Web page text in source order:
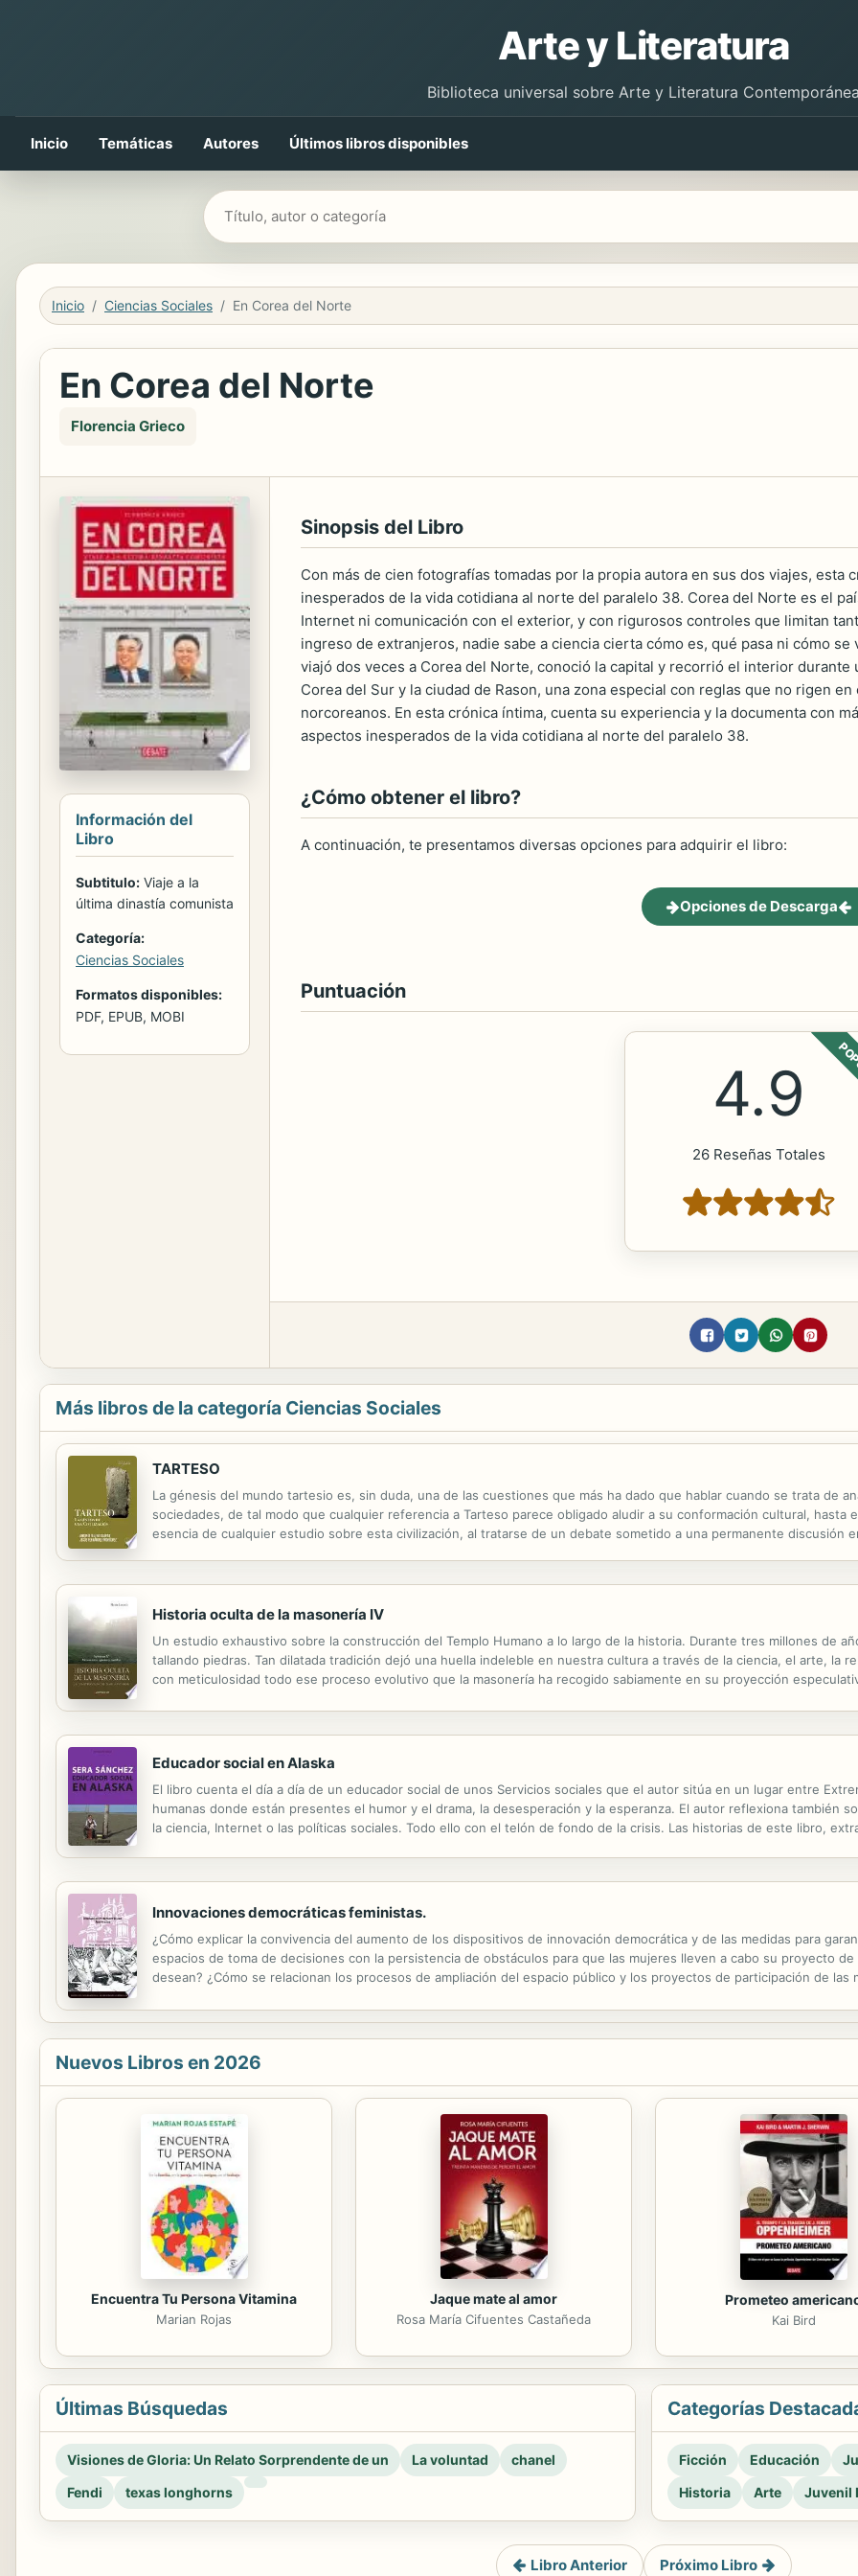
Arte y Literatura
Biblioteca universal sobre Arte y Literatura
Inicio Temáticas Autores Últimos libros disponibles
Buscar libros
Inicio Ciencias Sociales En Corea del Norte
En Corea del Norte
Florencia Grieco
Información del
Libro
Subtitulo: Viaje a la
última dinastía comunista
Categoría:
Ciencias Sociales
Formatos disponibles:
PDF, EPUB, MOBI
Sinopsis del Libro
Con más de cien fotografías tomadas por la propia autora en sus dos viajes,
inesperados de la vida cotidiana al norte del paralelo 38. Corea del Norte es el
Internet ni comunicación con el exterior, y con rigurosos controles que limitan
ingreso de extranjeros, nadie sabe a ciencia cierta cómo es, qué pasa ni cómo
viajó dos veces a Corea del Norte, conoció la capital y recorrió el interior
Corea del Sur y la ciudad de Rason, una zona especial con reglas que no rigen
norcoreanos. En esta crónica íntima, cuenta su experiencia y la documenta con
aspectos inesperados de la vida cotidiana al norte del paralelo 38.
¿Cómo obtener el libro?
A continuación, te presentamos diversas opciones para adquirir el libro:
Opciones de Descarga
Puntuación
4.9
26 Reseñas Totales
Más libros de la categoría Ciencias Sociales
TARTESO
La génesis del mundo tartesio es, sin duda, una de las cuestiones que más ha dado que hablar cuando se trata de
sociedades, de tal modo que cualquier referencia a Tarteso parece obligado aludir a su conformación cultural, hasta
esencia de cualquier estudio sobre esta civilización, al tratarse de un debate sometido a una permanente discusión
Historia oculta de la masonería IV
Un estudio exhaustivo sobre la construcción del Templo Humano a lo largo de la historia. Durante tres millones de
tallando piedras. Tan dilatada tradición dejó una huella indeleble en nuestra cultura a través de la ciencia, el arte, la
con meticulosidad todo ese proceso evolutivo que la masonería ha recogido sabiamente en su proyección
Educador social en Alaska
El libro cuenta el día a día de un educador social de unos Servicios sociales que el autor sitúa en un lugar entre
humanas donde están presentes el humor y el drama, la desesperación y la esperanza. El autor reflexiona también
la ciencia, Internet o las políticas sociales. Todo ello con el telón de fondo de la crisis. Las historias de este libro,
Innovaciones democráticas feministas.
¿Cómo explicar la convivencia del aumento de los dispositivos de innovación democrática y de las medidas para
espacios de toma de decisiones con la persistencia de obstáculos para que las mujeres lleven a cabo su proyecto
desean? ¿Cómo se relacionan los procesos de ampliación del espacio público y los proyectos de participación de las
Nuevos Libros en 2026
Encuentra Tu Persona Vitamina
Marian Rojas
Jaque mate al amor
Rosa María Cifuentes Castañeda
Prometeo
Kai Bird
Últimas Búsquedas
Visiones de Gloria: Un Relato Sorprendente de un La voluntad
chanel
Fendi
texas longhorns
Categorías
Ficción Educación
Historia
Arte Juvenil
Libro Anterior Próximo Libro